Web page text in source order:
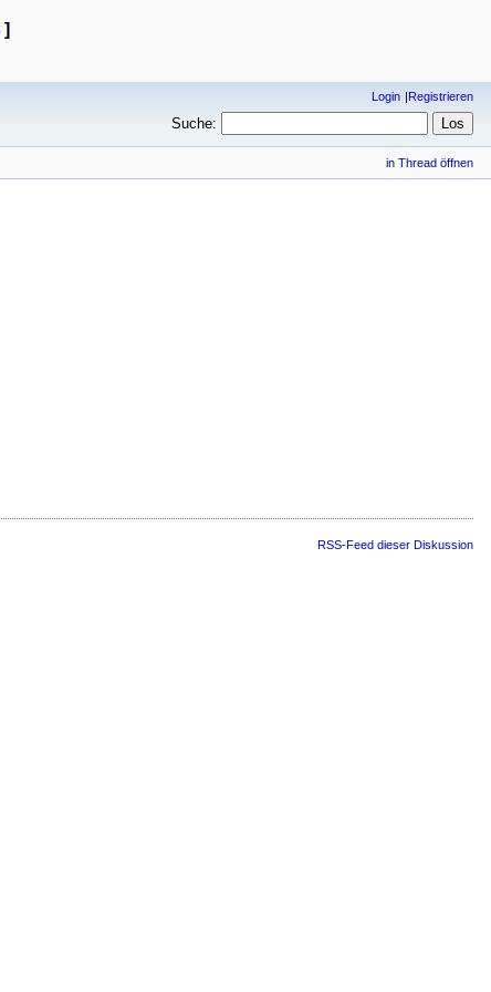
]
Login Registrieren
Suche:
in Thread öffnen
RSS-Feed dieser Diskussion